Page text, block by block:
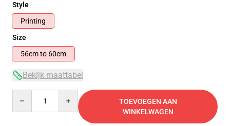
Style
Printing
Size
56cm to 60cm
Bekijk maattabel
TOEVOEGEN AAN
WINKELWAGEN